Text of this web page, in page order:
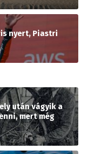
nyert, Piastri
után vágyik a
mert még